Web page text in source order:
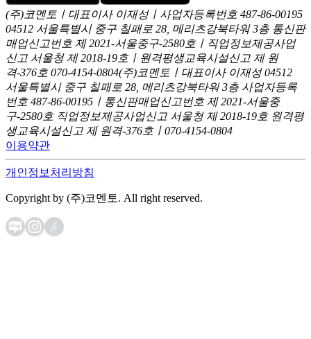
(주)코멘토ㅣ대표이사 이재성ㅣ사업자등록번호 487-86-00195
04512 서울특별시 중구 칠패로 28, 메리츠강북타워 3층 통신판
매업신고번호 제 2021-서울중구-2580호ㅣ직업정보제공사업
신고 서울청 제 2018-19호ㅣ원격평생교육시설신고 제 원
격-376호 070-4154-0804(주)코멘토ㅣ대표이사 이재성 04512
서울특별시 중구 칠패로 28, 메리츠강북타워 3층 사업자등록
번호 487-86-00195ㅣ통신판매업신고번호 제 2021-서울중
구-2580호 직업정보제공사업신고 서울청 제 2018-19호 원격평
생교육시설신고 제 원격-376호ㅣ070-4154-0804
이용약관
개인정보처리방침
Copyright by (주)코멘토. All right reserved.